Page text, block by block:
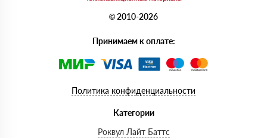
© 2010-2026
Принимаем к оплате:
Политика конфиденциальности
Категории
Роквул Лайт Баттс